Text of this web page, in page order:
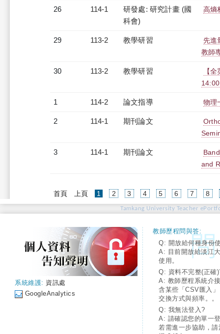
26 114-1
研發處: 研究計畫 (國
科會)
高熵
29 113-2 教學研習
先進
教師
30 113-2 教學研習
【
1 114-2 論文指導 物理
2 114-1 期刊論文
3 114-1 期刊論文
and
首頁 上頁 1 (current)
2 3 4 5 6 7 8
Tamkang University Teacher
系統維護: 資訊處
GoogleAnalytics
教師歷程問與答:
Q: 開放給何種身份
A: 目前開放給淡江
使用。
Q: 資料不完整(正確
A: 教師歷程系統介
含某些「CSV匯入
交換方式與頻率。。
Q: 我無法登入?
A: 請確認您的單一
若需進一步協助，